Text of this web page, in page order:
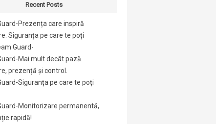
Recent Posts
Prezența care inspiră
Siguranța pe care te poți
Guard-
Mai mult decât pază.
prezență și control.
Siguranța pe care te poți
Monitorizare permanentă,
rapidă!